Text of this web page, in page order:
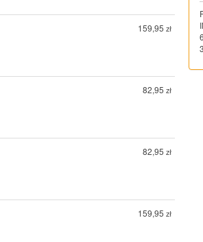
159,95 zł
82,95 zł
82,95 zł
159,95 zł